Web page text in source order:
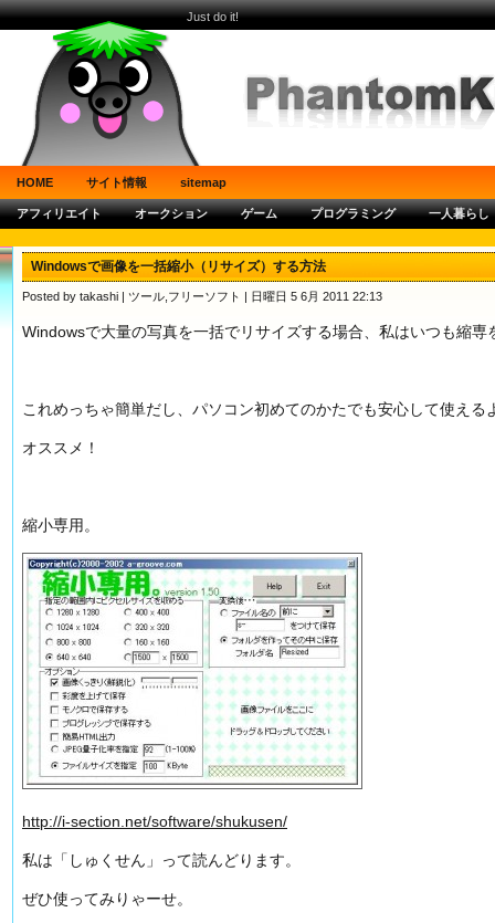
Just do it!
HOME サイト情報 sitemap
アフィリエイト オークション ゲーム プログラミング 一人暮らし
Windowsで画像を一括縮小（リサイズ）する方法
Posted by takashi | ツール フリーソフト | 日曜日 5 6月 2011 22:13
Windowsで大量の写真を一括でリサイズする場合、私はいつも縮専
これめっちゃ簡単だし、パソコン初めてのかたでも安心して使える
オススメ！
縮小専用。
http://i-section.net/software/shukusen/
私は「しゅくせん」って読んどります。
ぜひ使ってみりゃーせ。